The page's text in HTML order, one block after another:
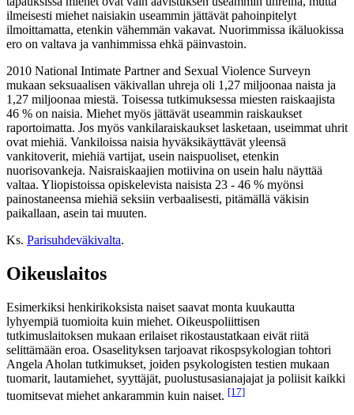
ilmeisesti miehet naisiakin useammin jättävät pahoinpitelyt
ilmoittamatta, etenkin vähemmän vakavat. Nuorimmissa ikäluokissa
ero on valtava ja vanhimmissa ehkä päinvastoin.
2010 National Intimate Partner and Sexual Violence Surveyn
mukaan seksuaalisen väkivallan uhreja oli 1,27 miljoonaa naista ja
1,27 miljoonaa miestä. Toisessa tutkimuksessa miesten raiskaajista
46 % on naisia. Miehet myös jättävät useammin raiskaukset
raportoimatta. Jos myös vankilaraiskaukset lasketaan, useimmat uhrit
ovat miehiä. Vankiloissa naisia hyväksikäyttävät yleensä
vankitoverit, miehiä vartijat, usein naispuoliset, etenkin
nuorisovankeja. Naisraiskaajien motiivina on usein halu näyttää
valtaa. Yliopistoissa opiskelevista naisista 23 - 46 % myönsi
painostaneensa miehiä seksiin verbaalisesti, pitämällä väkisin
paikallaan, asein tai muuten.
Ks. Parisuhdeväkivalta.
Oikeuslaitos
Esimerkiksi henkirikoksista naiset saavat monta kuukautta
lyhyempiä tuomioita kuin miehet. Oikeuspoliittisen
tutkimuslaitoksen mukaan erilaiset rikostaustatkaan eivät riitä
selittämään eroa. Osaselityksen tarjoavat rikospsykologian tohtori
Angela Aholan tutkimukset, joiden psykologisten testien mukaan
tuomarit, lautamiehet, syyttäjät, puolustusasianajajat ja poliisit kaikki
tuomitsevat miehet ankarammin kuin naiset. [17]